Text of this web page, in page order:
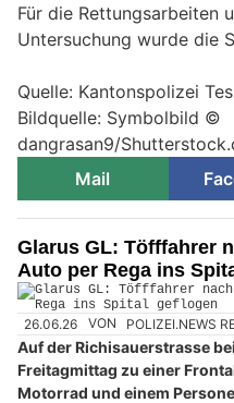
Für die Rettungsarbeiten
Untersuchung wurde die
Quelle: Kantonspolizei
Bildquelle: Symbolbild ©
dangrasan9/
Mail
Glarus GL: Töfffahrer
Auto per Rega ins
26.06.26 VON POLIZEI.NEWS
Auf der Richisauerstrasse
Freitagmittag zu einer
Motorrad und einem